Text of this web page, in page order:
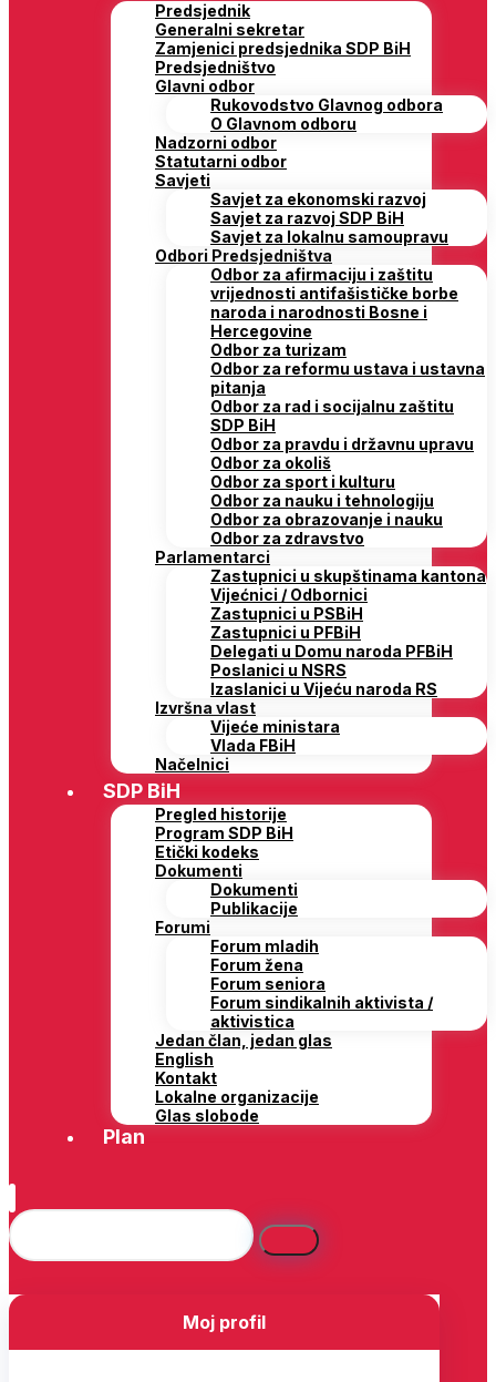
Predsjednik
Generalni sekretar
Zamjenici predsjednika SDP BiH
Predsjedništvo
Glavni odbor
Rukovodstvo Glavnog odbora
O Glavnom odboru
Nadzorni odbor
Statutarni odbor
Savjeti
Savjet za ekonomski razvoj
Savjet za razvoj SDP BiH
Savjet za lokalnu samoupravu
Odbori Predsjedništva
Odbor za afirmaciju i zaštitu
vrijednosti antifašističke borbe
naroda i narodnosti Bosne i
Hercegovine
Odbor za turizam
Odbor za reformu ustava i ustavna
pitanja
Odbor za rad i socijalnu zaštitu
SDP BiH
Odbor za pravdu i državnu upravu
Odbor za okoliš
Odbor za sport i kulturu
Odbor za nauku i tehnologiju
Odbor za obrazovanje i nauku
Odbor za zdravstvo
Parlamentarci
Zastupnici u skupštinama kantona
Vijećnici / Odbornici
Zastupnici u PSBiH
Zastupnici u PFBiH
Delegati u Domu naroda PFBiH
Poslanici u NSRS
Izaslanici u Vijeću naroda RS
Izvršna vlast
Vijeće ministara
Vlada FBiH
Načelnici
SDP BiH
Pregled historije
Program SDP BiH
Etički kodeks
Dokumenti
Dokumenti
Publikacije
Forumi
Forum mladih
Forum žena
Forum seniora
Forum sindikalnih aktivista /
aktivistica
Jedan član, jedan glas
English
Kontakt
Lokalne organizacije
Glas slobode
Plan
Moj profil